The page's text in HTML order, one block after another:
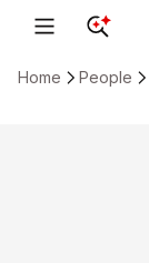
Home People